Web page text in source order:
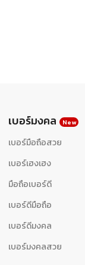
เบอร์มงคล New
เบอร์มือถือสวย
เบอร์เฮงเฮง
มือถือเบอร์ดี
เบอร์ดีมือถือ
เบอร์ดีมงคล
เบอร์มงคลสวย